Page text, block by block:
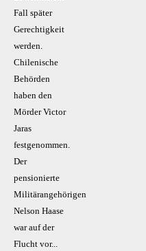
Fall später
Gerechtigkeit
werden.
Chilenische
Behörden
haben den
Mörder Victor
Jaras
festgenommen.
Der
pensionierte
Militärangehörigen
Nelson Haase
war auf der
Flucht vor...